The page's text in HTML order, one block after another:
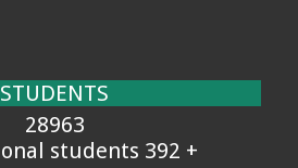
STUDENTS
28963
+ 392 international students